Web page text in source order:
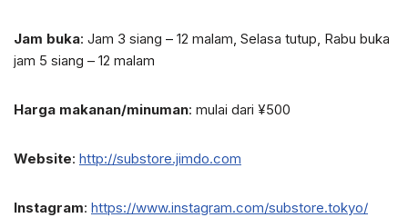
Jam buka: Jam 3 siang – 12 malam, Selasa tutup, Rabu buka
jam 5 siang – 12 malam
Harga makanan/minuman: mulai dari ¥500
Website: http://substore.jimdo.com
Instagram: https://www.instagram.com/substore.tokyo/